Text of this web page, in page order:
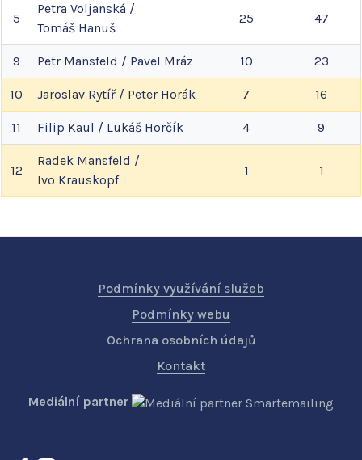
5
Petra Voljanská /
Tomáš Hanuš
25 47
9 Petr Mansfeld / Pavel Mráz 10 23
10 Jaroslav Rytíř / Peter Horák 7 16
11 Filip Kaul / Lukáš Horčík 4 9
12
Radek Mansfeld /
Ivo Krauskopf
1 1
Podmínky využívání služeb
Podmínky webu
Ochrana osobních údajů
Kontakt
Mediální partner